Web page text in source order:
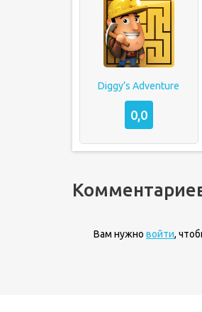
Diggy’s Adventure
0,0
Вам нужно войти,